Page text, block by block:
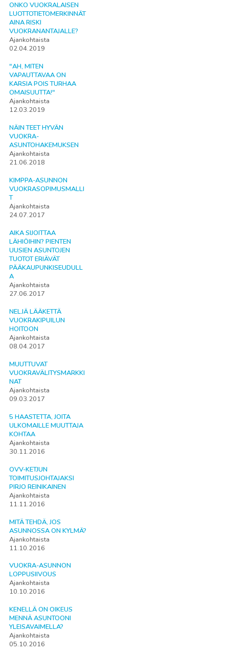
ONKO VUOKRALAISEN
LUOTTOTIETOMERKINNÄT
AINA RISKI
VUOKRANANTAJALLE?
Ajankohtaista
02.04.2019
"AH, MITEN
VAPAUTTAVAA ON
KARSIA POIS TURHAA
OMAISUUTTA!"
Ajankohtaista
12.03.2019
NÄIN TEET HYVÄN
VUOKRA-
ASUNTOHAKEMUKSEN
Ajankohtaista
21.06.2018
KIMPPA-ASUNNON
VUOKRASOPIMUSMALLI
T
Ajankohtaista
24.07.2017
AIKA SIJOITTAA
LÄHIÖIHIN? PIENTEN
UUSIEN ASUNTOJEN
TUOTOT ERIÄVÄT
PÄÄKAUPUNKISEUDULL
A
Ajankohtaista
27.06.2017
NELJÄ LÄÄKETTÄ
VUOKRAKIPUILUN
HOITOON
Ajankohtaista
08.04.2017
MUUTTUVAT
VUOKRAVÄLITYSMARKKI
NAT
Ajankohtaista
09.03.2017
5 HAASTETTA, JOITA
ULKOMAILLE MUUTTAJA
KOHTAA
Ajankohtaista
30.11.2016
OVV-KETJUN
TOIMITUSJOHTAJAKSI
PIRJO REINIKAINEN
Ajankohtaista
11.11.2016
MITÄ TEHDÄ, JOS
ASUNNOSSA ON KYLMÄ?
Ajankohtaista
11.10.2016
VUOKRA-ASUNNON
LOPPUSIIVOUS
Ajankohtaista
10.10.2016
KENELLÄ ON OIKEUS
MENNÄ ASUNTOONI
YLEISAVAIMELLA?
Ajankohtaista
05.10.2016